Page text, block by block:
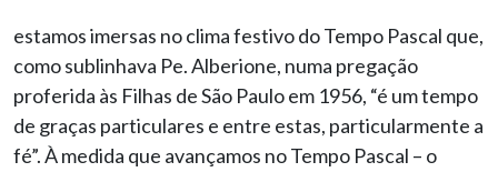
estamos imersas no clima festivo do Tempo Pascal que,
como sublinhava Pe. Alberione, numa pregação
proferida às Filhas de São Paulo em 1956, “é um tempo
de graças particulares e entre estas, particularmente a
fé”. À medida que avançamos no Tempo Pascal – o